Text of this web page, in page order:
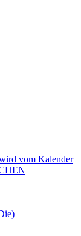
vom Kalender